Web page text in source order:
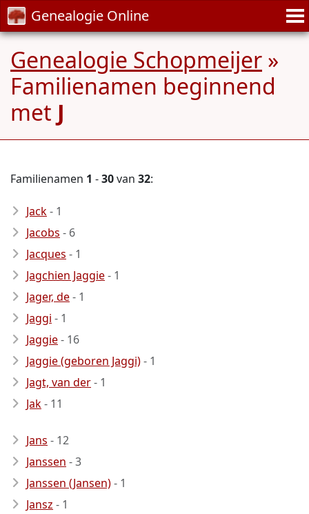
Genealogie Online
Genealogie Schopmeijer »
Familienamen beginnend
met J
Familienamen 1 -30van 32:
Jack- 1
Jacobs - 6
Jacques - 1
Jagchien Jaggie- 1
Jager, de- 1
Jaggi - 1
Jaggie- 16
Jaggie (geboren Jaggi)- 1
Jagt, van der- 1
Jak- 11
Jans - 12
Janssen - 3
Janssen (Jansen)- 1
Jansz - 1